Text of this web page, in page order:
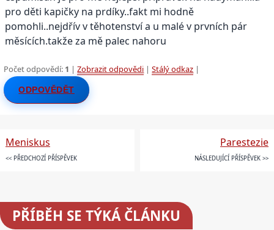
pro děti kapičky na prdíky..fakt mi hodně
pomohli..nejdřív v těhotenství a u malé v prvních pár
měsících.takže za mě palec nahoru
Počet odpovědí: 1 |Zobrazit odpovědi |Stálý odkaz |
ODPOVĚDĚT
Meniskus
<< PŘEDCHOZÍ PŘÍSPĚVEK
Parestezie
NÁSLEDUJÍCÍ PŘÍSPĚVEK >>
PŘÍBĚH SE TÝKÁ ČLÁNKU